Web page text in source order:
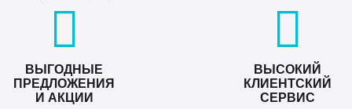
ВЫГОДНЫЕ
ПРЕДЛОЖЕНИЯ
И АКЦИИ
ВЫСОКИЙ
КЛИЕНТСКИЙ
СЕРВИС